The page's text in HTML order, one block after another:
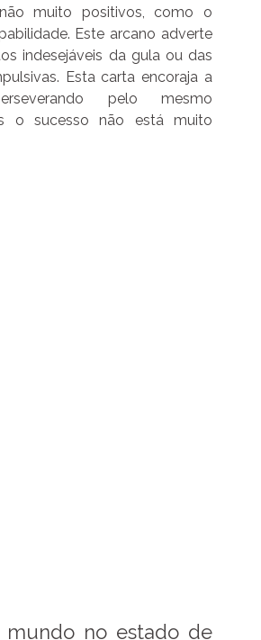
muito positivos, como o
Este arcano adverte
indesejáveis da gula ou das
Esta carta encoraja a
pelo mesmo
o sucesso não está muito
mundo no estado de